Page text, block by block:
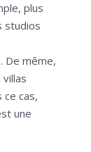
plus
studios
De même,
ce cas,
une